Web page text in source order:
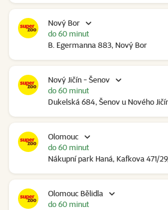
Nový Bor
B. Egermanna 883, Nový Bor
do 60 minut
Nový Jičín - Šenov
Dukelská 684, Šenov u Nového
do 60 minut
Olomouc
Nákupní park Haná, Kafkova 471/
do 60 minut
Olomouc Bělidla
do 60 minut